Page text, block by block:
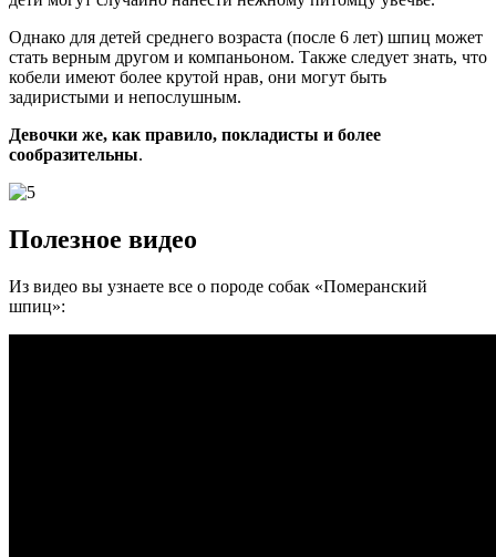
Однако для детей среднего возраста (после 6 лет) шпиц может
стать верным другом и компаньоном. Также следует знать, что
кобели имеют более крутой нрав, они могут быть
задиристыми и непослушным.
Девочки же, как правило, покладисты и более
сообразительны.
Полезное видео
Из видео вы узнаете все о породе собак «Померанский
шпиц»: